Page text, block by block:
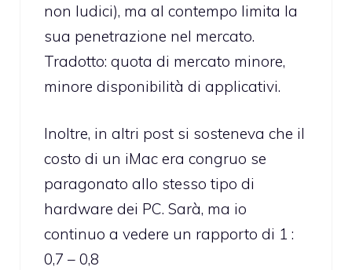
non ludici), ma al contempo limita la
sua penetrazione nel mercato.
Tradotto: quota di mercato minore,
minore disponibilità di applicativi.
Inoltre, in altri post si sosteneva che il
costo di un iMac era congruo se
paragonato allo stesso tipo di
hardware dei PC. Sarà, ma io
continuo a vedere un rapporto di 1 :
0,7 – 0,8